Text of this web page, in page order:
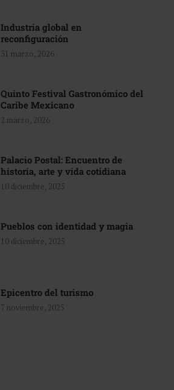
Industria global en
reconfiguración
31 marzo, 2026
Quinto Festival Gastronómico del
Caribe Mexicano
2 marzo, 2026
Palacio Postal: Encuentro de
historia, arte y vida cotidiana
10 diciembre, 2025
Pueblos con identidad y magia
10 diciembre, 2025
Epicentro del turismo
7 noviembre, 2025